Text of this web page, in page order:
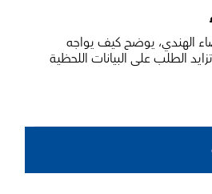
الهندي، يوضح كيف يواجه
الطلب على البيانات اللحظية